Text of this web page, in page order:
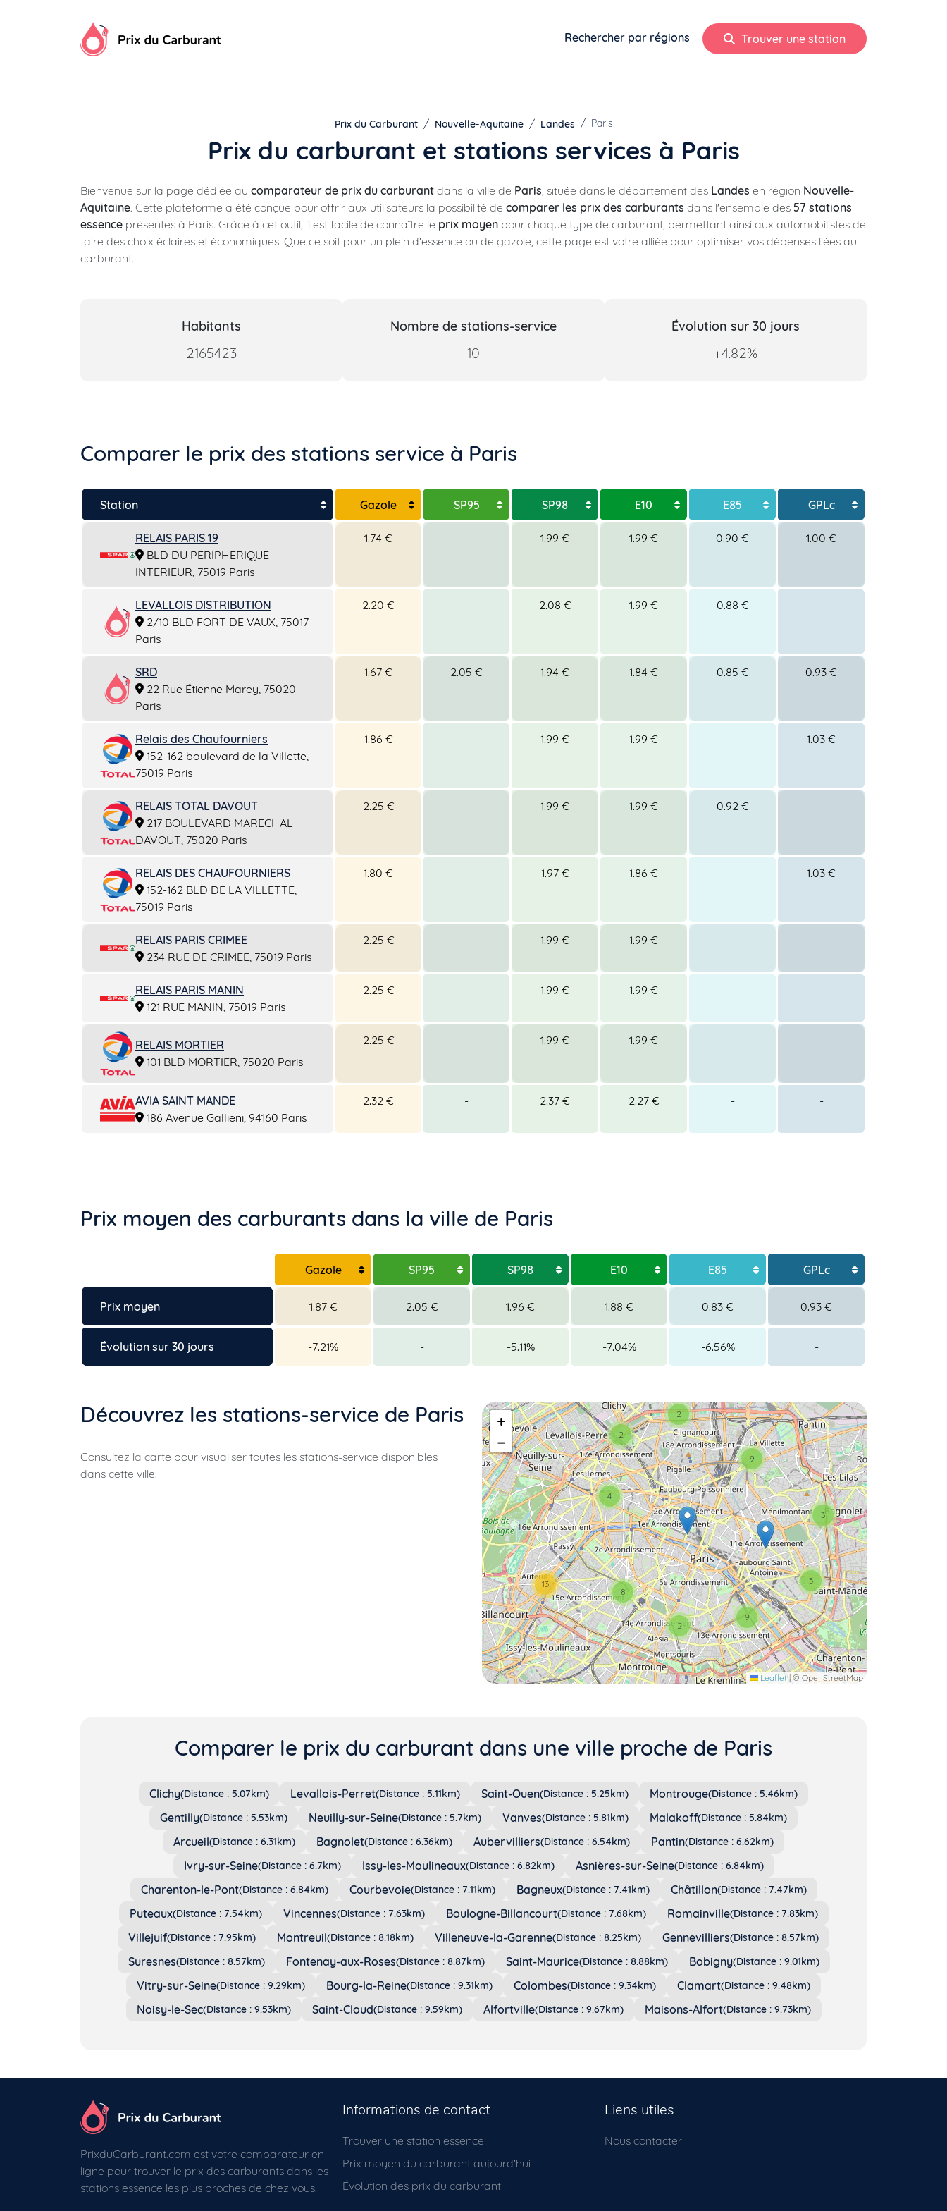
Rechercher par régions Trouver une station
Prix du Carburant Nouvelle-Aquitaine Landes Paris
Prix du carburant et stations services à Paris
Bienvenue sur la page dédiée au comparateur de prix du carburant dans la ville de Paris, située dans le département des Landes en région Nouvelle-
Aquitaine. Cette plateforme a été conçue pour offrir aux utilisateurs la possibilité de comparer les prix des carburants dans l'ensemble des 57 stations
essence présentes à Paris. Grâce à cet outil, il est facile de connaître le prix moyen pour chaque type de carburant, permettant ainsi aux automobilistes de
faire des choix éclairés et économiques. Que ce soit pour un plein d'essence ou de gazole, cette page est votre alliée pour optimiser vos dépenses liées au
carburant.
Habitants
2165423
Nombre de stations-service
10
Évolution sur 30 jours
+4.82%
Comparer le prix des stations service à Paris
Station Gazole SP95 SP98 E10 E85 GPLc
RELAIS PARIS 19
BLD DU PERIPHERIQUE
INTERIEUR, 75019 Paris
1.74 € - 1.99 € 1.99 € 0.90 € 1.00 €
LEVALLOIS DISTRIBUTION
2/10 BLD FORT DE VAUX, 75017
Paris
2.20 € - 2.08 € 1.99 € 0.88 € -
SRD
22 Rue Étienne Marey, 75020
Paris
1.67 € 2.05 € 1.94 € 1.84 € 0.85 € 0.93 €
Relais des Chaufourniers
152-162 boulevard de la Villette,
75019 Paris
1.86 € - 1.99 € 1.99 € - 1.03 €
RELAIS TOTAL DAVOUT
217 BOULEVARD MARECHAL
DAVOUT, 75020 Paris
2.25 € - 1.99 € 1.99 € 0.92 € -
RELAIS DES CHAUFOURNIERS
152-162 BLD DE LA VILLETTE,
75019 Paris
1.80 € - 1.97 € 1.86 € - 1.03 €
RELAIS PARIS CRIMEE
234 RUE DE CRIMEE, 75019 Paris
2.25 € - 1.99 € 1.99 € - -
RELAIS PARIS MANIN
121 RUE MANIN, 75019 Paris
2.25 € - 1.99 € 1.99 € - -
RELAIS MORTIER
101 BLD MORTIER, 75020 Paris
2.25 € - 1.99 € 1.99 € - -
AVIA SAINT MANDE
186 Avenue Gallieni, 94160 Paris
2.32 € - 2.37 € 2.27 € - -
Prix moyen des carburants dans la ville de Paris
Gazole SP95 SP98 E10 E85 GPLc
Prix moyen 1.87 € 2.05 € 1.96 € 1.88 € 0.83 € 0.93 €
Évolution sur 30 jours -7.21% - -5.11% -7.04% -6.56% -
Découvrez les stations-service de Paris
Consultez la carte pour visualiser toutes les stations-service disponibles
dans cette ville.
8
13
4
2
9
2
2
9
3
3
+
−
Leaflet |© OpenStreetMap
Comparer le prix du carburant dans une ville proche de Paris
Clichy(Distance : 5.07km) Levallois-Perret(Distance : 5.11km) Saint-Ouen(Distance : 5.25km) Montrouge(Distance : 5.46km)
Gentilly(Distance : 5.53km) Neuilly-sur-Seine(Distance : 5.7km) Vanves(Distance : 5.81km) Malakoff(Distance : 5.84km)
Arcueil(Distance : 6.31km) Bagnolet(Distance : 6.36km) Aubervilliers(Distance : 6.54km) Pantin(Distance : 6.62km)
Ivry-sur-Seine(Distance : 6.7km) Issy-les-Moulineaux(Distance : 6.82km) Asnières-sur-Seine(Distance : 6.84km)
Charenton-le-Pont(Distance : 6.84km) Courbevoie(Distance : 7.11km) Bagneux(Distance : 7.41km) Châtillon(Distance : 7.47km)
Puteaux(Distance : 7.54km) Vincennes(Distance : 7.63km) Boulogne-Billancourt(Distance : 7.68km) Romainville(Distance : 7.83km)
Villejuif(Distance : 7.95km) Montreuil(Distance : 8.18km) Villeneuve-la-Garenne(Distance : 8.25km) Gennevilliers(Distance : 8.57km)
Suresnes(Distance : 8.57km) Fontenay-aux-Roses(Distance : 8.87km) Saint-Maurice(Distance : 8.88km) Bobigny(Distance : 9.01km)
Vitry-sur-Seine(Distance : 9.29km) Bourg-la-Reine(Distance : 9.31km) Colombes(Distance : 9.34km) Clamart(Distance : 9.48km)
Noisy-le-Sec(Distance : 9.53km) Saint-Cloud(Distance : 9.59km) Alfortville(Distance : 9.67km) Maisons-Alfort(Distance : 9.73km)
PrixduCarburant.com est votre comparateur en
ligne pour trouver le prix des carburants dans les
stations essence les plus proches de chez vous.
Informations de contact
Trouver une station essence
Prix moyen du carburant aujourd'hui
Évolution des prix du carburant
Liens utiles
Nous contacter